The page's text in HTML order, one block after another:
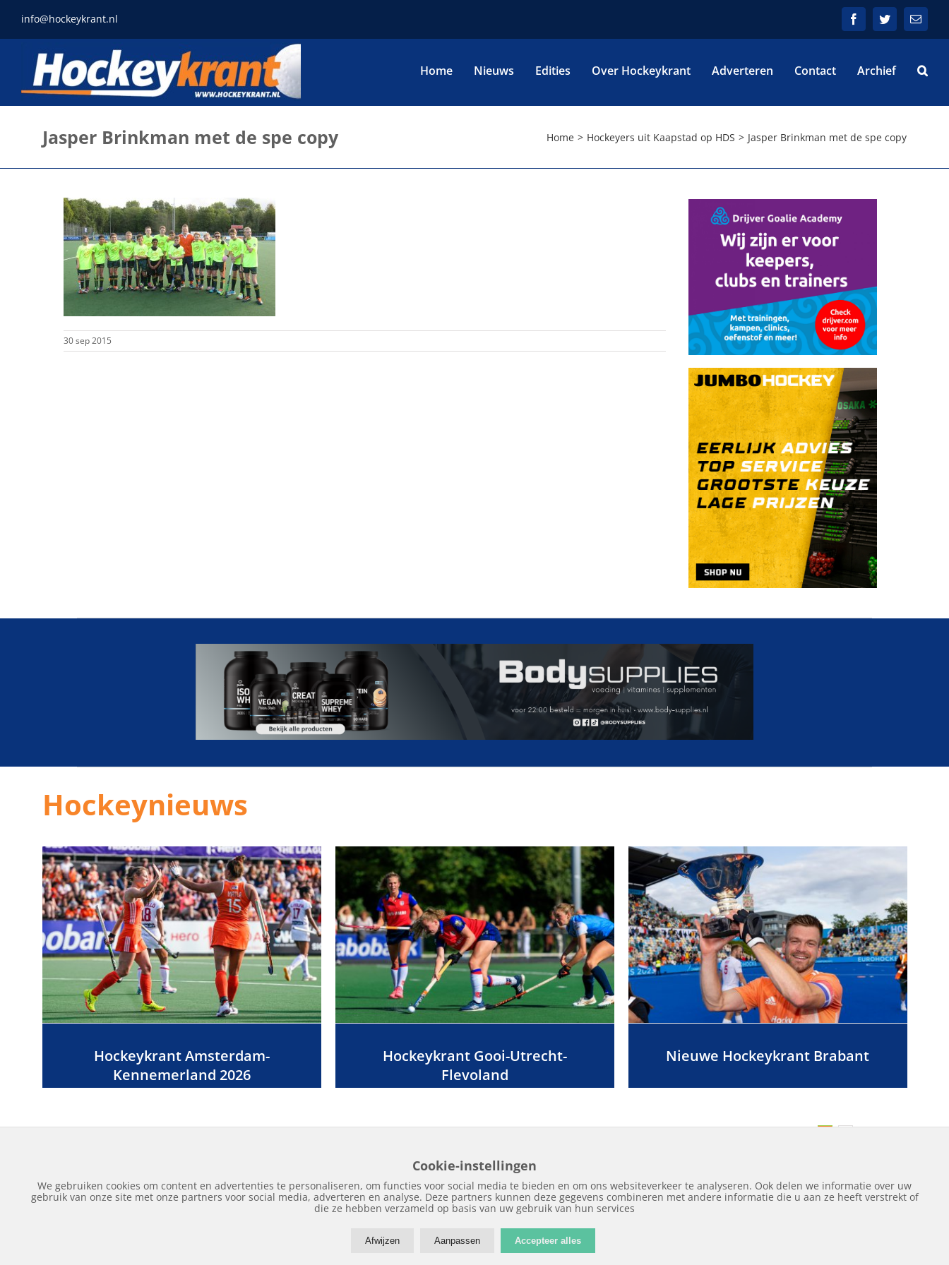
naar
inhoud
info@hockeykrant.nl FacebookTwitterE-
mail
Home Nieuws Edities Over Hockeykrant Adverteren Contact Archief
Jasper Brinkman met de spe copy Home Hockeyers uit Kaapstad op HDS Jasper Brinkman met de spe copy
30 sep 2015
Hockeynieuws
Hockeykrant Amsterdam-
Kennemerland 2026
Hockeykrant Gooi-Utrecht-
Flevoland
Nieuwe Hockeykrant Brabant
Home Edities Over Hockeykrant Adverteren Contact Nieuws Archief
Copyright © 2018 | Hockeykrant.nl | Realisatie:Site Online
Cookie-instellingen
We gebruiken cookies om content en advertenties te personaliseren, om functies voor social media te bieden en om ons websiteverkeer te analyseren. Ook delen we informatie over uw
gebruik van onze site met onze partners voor social media, adverteren en analyse. Deze partners kunnen deze gegevens combineren met andere informatie die u aan ze heeft verstrekt of
die ze hebben verzameld op basis van uw gebruik van hun services
Afwijzen Aanpassen Accepteer alles